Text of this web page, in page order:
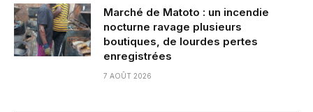
Marché de Matoto : un incendie
nocturne ravage plusieurs
boutiques, de lourdes pertes
enregistrées
7 AOÛT 2026